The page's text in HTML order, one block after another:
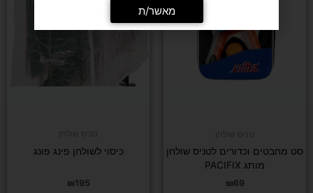
סט מחבטים וכדורים לטניס שולחן
מותג PACIFIX
₪69
כיסוי לשולחן פינג פונג
₪195